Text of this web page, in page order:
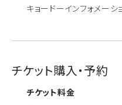
キョードーインフォメー
チケット購入・予約
チケット料金